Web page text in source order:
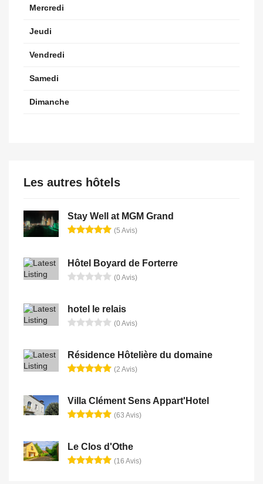
Mercredi
Jeudi
Vendredi
Samedi
Dimanche
Les autres hôtels
Stay Well at MGM Grand
(5 Avis)
Hôtel Boyard de Forterre
(0 Avis)
hotel le relais
(0 Avis)
Résidence Hôtelière du domaine
(2 Avis)
Villa Clément Sens Appart'Hotel
(63 Avis)
Le Clos d'Othe
(16 Avis)